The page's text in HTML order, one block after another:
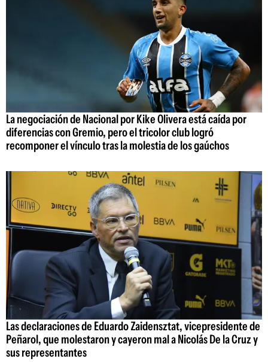
La negociación de Nacional por Kike Olivera está caída por
diferencias con Gremio, pero el tricolor club logró
recomponer el vínculo tras la molestia de los gaúchos
Las declaraciones de Eduardo Zaidensztat, vicepresidente de
Peñarol, que molestaron y cayeron mal a Nicolás De la Cruz y
sus representantes